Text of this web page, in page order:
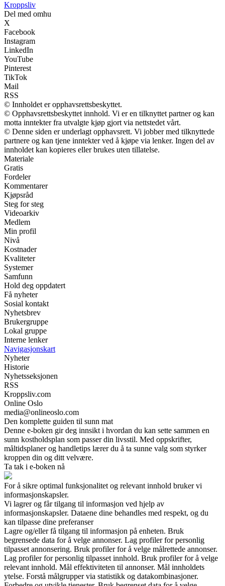
Kroppsliv
Del med omhu
X
Facebook
Instagram
LinkedIn
YouTube
Pinterest
TikTok
Mail
RSS
© Innholdet er opphavsrettsbeskyttet.
© Opphavsrettsbeskyttet innhold. Vi er en tilknyttet partner og kan
motta inntekter fra utvalgte kjøp gjort via nettstedet vårt.
© Denne siden er underlagt opphavsrett. Vi jobber med tilknyttede
partnere og kan tjene inntekter ved å kjøpe via lenker. Ingen del av
innholdet kan kopieres eller brukes uten tillatelse.
Materiale
Gratis
Fordeler
Kommentarer
Kjøpsråd
Steg for steg
Videoarkiv
Medlem
Min profil
Nivå
Kostnader
Kvaliteter
Systemer
Samfunn
Hold deg oppdatert
Få nyheter
Sosial kontakt
Nyhetsbrev
Brukergruppe
Lokal gruppe
Interne lenker
Navigasjonskart
Nyheter
Historie
Nyhetsseksjonen
RSS
Kroppsliv.com
Online Oslo
media@onlineoslo.com
Den komplette guiden til sunn mat
Denne e-boken gir deg innsikt i hvordan du kan sette sammen en
sunn kostholdsplan som passer din livsstil. Med oppskrifter,
måltidsplaner og handletips lærer du å ta sunne valg som styrker
kroppen din og ditt velvære.
Ta tak i e-boken nå
For å sikre optimal funksjonalitet og relevant innhold bruker vi
informasjonskapsler.
Vi lagrer og får tilgang til informasjon ved hjelp av
informasjonskapsler. Dataene dine behandles med respekt, og du
kan tilpasse dine preferanser
Lagre og/eller få tilgang til informasjon på enheten. Bruk
begrensede data for å velge annonser. Lag profiler for personlig
tilpasset annonsering. Bruk profiler for å velge målrettede annonser.
Lag profiler for personlig tilpasset innhold. Bruk profiler for å velge
relevant innhold. Mål effektiviteten til annonser. Mål innholdets
ytelse. Forstå målgrupper via statistikk og datakombinasjoner.